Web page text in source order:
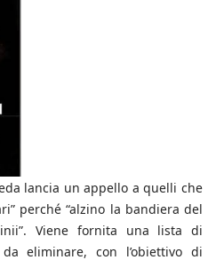
lancia un appello a quelli che
perché “alzino la bandiera del
Viene fornita una lista di
eliminare, con l’obiettivo di